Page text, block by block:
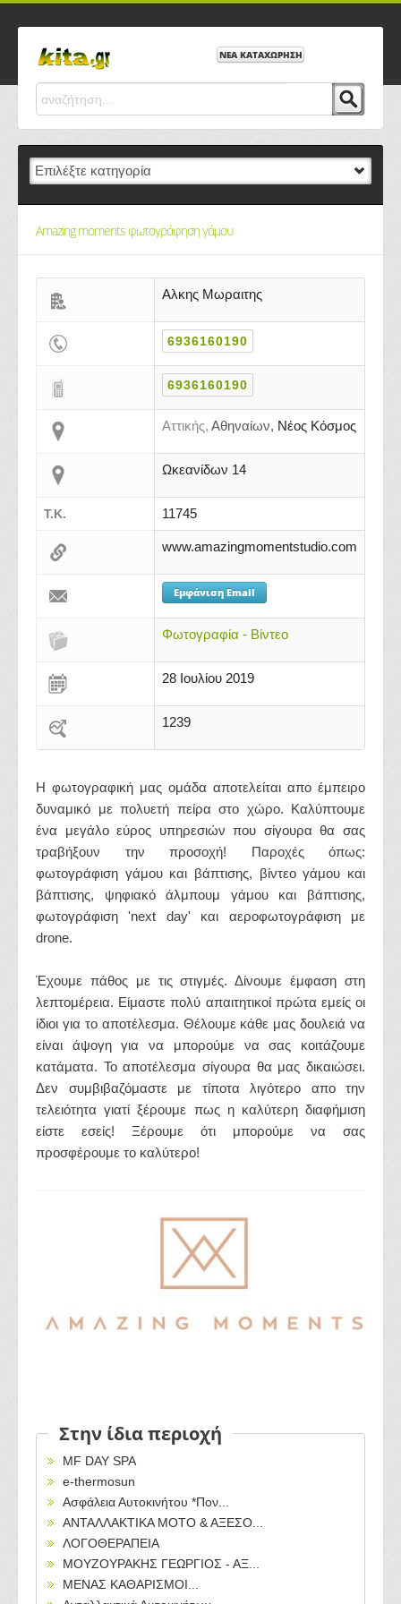
ΝΕΑ ΚΑΤΑΧΩΡΗΣΗ
Amazing moments φωτογράφηση γάμου
Αλκης Μωραιτης
6936160190
6936160190
Αττικής, Αθηναίων, Νέος Κόσμος
Ωκεανίδων 14
Τ.Κ. 11745
www.amazingmomentstudio.com
Εμφάνιση Email
Φωτογραφία - Βίντεο
28 Ιουλίου 2019
1239
Η φωτογραφική μας ομάδα αποτελείται απο έμπειρο
δυναμικό με πολυετή πείρα στο χώρο. Καλύπτουμε
ένα μεγάλο εύρος υπηρεσιών που σίγουρα θα σας
τραβήξουν την προσοχή! Παροχές όπως:
φωτογράφιση γάμου και βάπτισης, βίντεο γάμου και
βάπτισης, ψηφιακό άλμπουμ γάμου και βάπτισης,
φωτογράφιση 'next day' και αεροφωτογράφιση με
drone.
Έχουμε πάθος με τις στιγμές. Δίνουμε έμφαση στη
λεπτομέρεια. Είμαστε πολύ απαιτητικοί πρώτα εμείς οι
ίδιοι για το αποτέλεσμα. Θέλουμε κάθε μας δουλειά να
είναι άψογη για να μπορούμε να σας κοιτάζουμε
κατάματα. Το αποτέλεσμα σίγουρα θα μας δικαιώσει.
Δεν συμβιβαζόμαστε με τίποτα λιγότερο απο την
τελειότητα γιατί ξέρουμε πως η καλύτερη διαφήμιση
είστε εσείς! Ξέρουμε ότι μπορούμε να σας
προσφέρουμε το καλύτερο!
Στην ίδια περιοχή
MF DAY SPA
e-thermosun
Ασφάλεια Αυτοκινήτου *Πον...
ΑΝΤΑΛΛΑΚΤΙΚΑ ΜΟΤΟ & ΑΞΕΣΟ...
ΛΟΓΟΘΕΡΑΠΕΙΑ
ΜΟΥΖΟΥΡΑΚΗΣ ΓΕΩΡΓΙΟΣ - ΑΞ...
ΜΕΝΑΣ ΚΑΘΑΡΙΣΜΟΙ...